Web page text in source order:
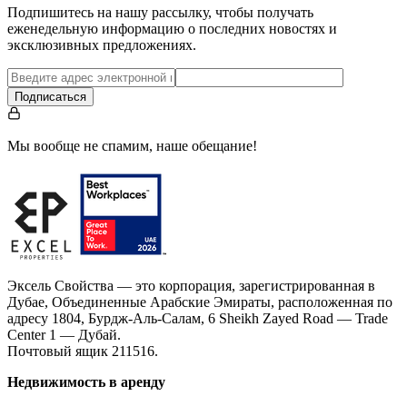
Подпишитесь на нашу рассылку, чтобы получать
еженедельную информацию о последних новостях и
эксклюзивных предложениях.
Подписаться
Мы вообще не спамим, наше обещание!
Эксель Свойства — это корпорация, зарегистрированная в
Дубае, Объединенные Арабские Эмираты, расположенная по
адресу 1804, Бурдж-Аль-Салам, 6 Sheikh Zayed Road — Trade
Center 1 — Дубай.
Почтовый ящик 211516.
Недвижимость в аренду